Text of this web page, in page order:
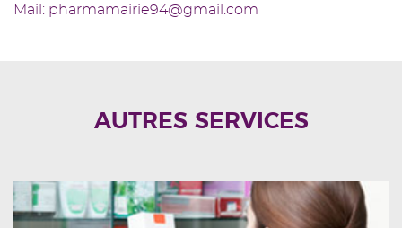
Mail: pharmamairie94@gmail.com
AUTRES SERVICES